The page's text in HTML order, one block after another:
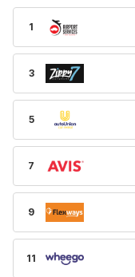
1
3
5
7
9
11